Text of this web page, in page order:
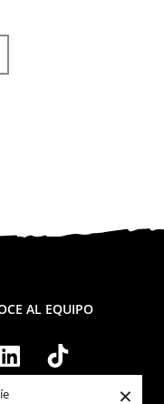
×
AL EQUIPO